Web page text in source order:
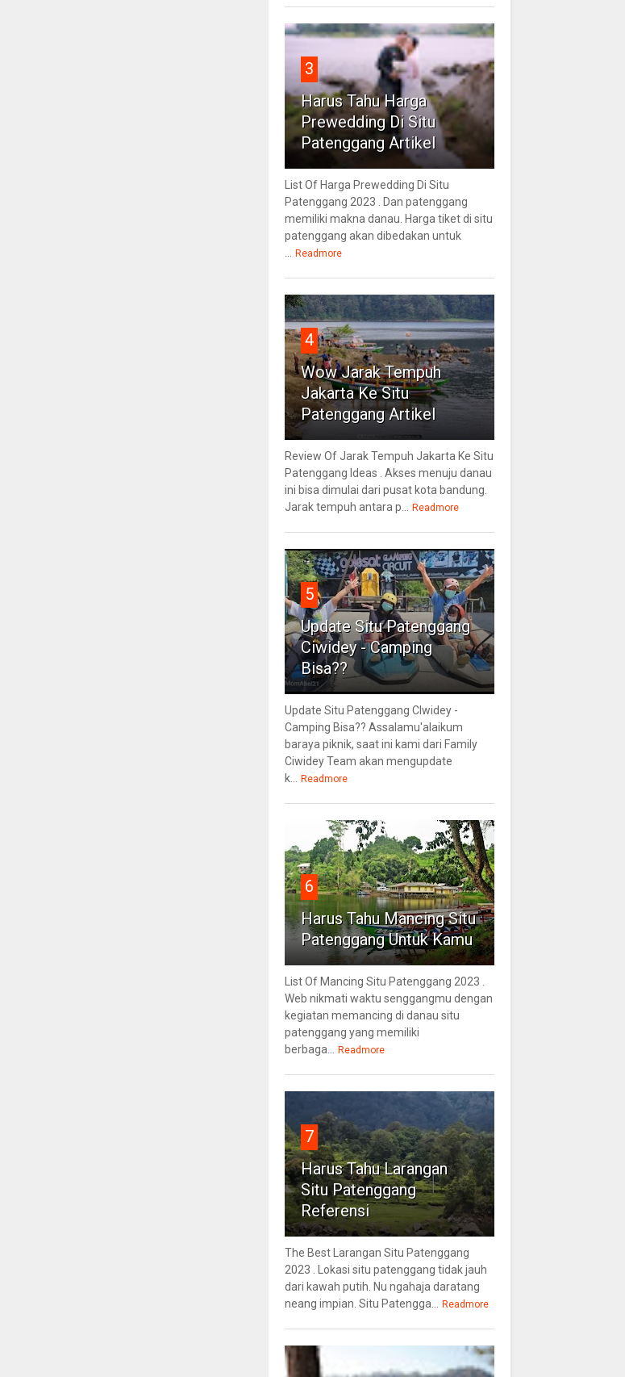
3
Harus Tahu Harga
Prewedding Di Situ
Patenggang Artikel
List Of Harga Prewedding Di Situ
Patenggang 2023 . Dan patenggang
memiliki makna danau. Harga tiket di situ
patenggang akan dibedakan untuk
Readmore
4
Wow Jarak Tempuh
Jakarta Ke Situ
Patenggang Artikel
Review Of Jarak Tempuh Jakarta Ke Situ
Patenggang Ideas . Akses menuju danau
ini bisa dimulai dari pusat kota bandung.
Jarak tempuh antara p...
Readmore
5
Update Situ Patenggang
Ciwidey - Camping
Bisa??
Update Situ Patenggang CIwidey -
Camping Bisa?? Assalamu'alaikum
baraya piknik, saat ini kami dari Family
Ciwidey Team akan mengupdate
k...
Readmore
6
Harus Tahu Mancing Situ
Patenggang Untuk Kamu
List Of Mancing Situ Patenggang 2023 .
Web nikmati waktu senggangmu dengan
kegiatan memancing di danau situ
patenggang yang memiliki
berbaga...
Readmore
7
Harus Tahu Larangan
Situ Patenggang
Referensi
The Best Larangan Situ Patenggang
2023 . Lokasi situ patenggang tidak jauh
dari kawah putih. Nu ngahaja daratang
neang impian. Situ Patengga...
Readmore